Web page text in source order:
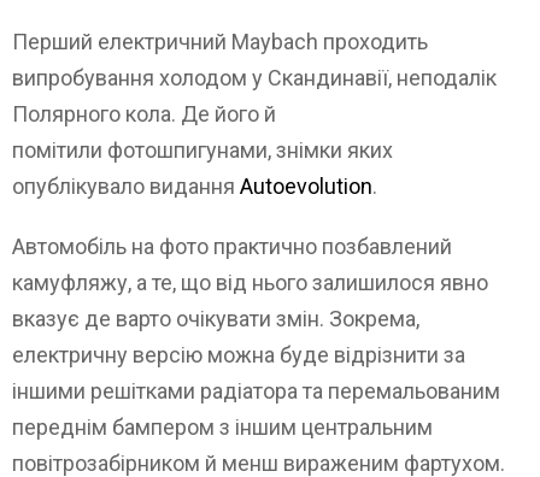
Перший електричний Maybach проходить
випробування холодом у Скандинавії, неподалік
Полярного кола. Де його й
помітили фотошпигунами, знімки яких
опублікувало видання Autoevolution.
Автомобіль на фото практично позбавлений
камуфляжу, а те, що від нього залишилося явно
вказує де варто очікувати змін. Зокрема,
електричну версію можна буде відрізнити за
іншими решітками радіатора та перемальованим
переднім бампером з іншим центральним
повітрозабірником й менш вираженим фартухом.